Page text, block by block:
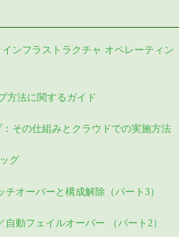
ンフラストラクチャ オペレーティン
方法に関するガイド
その仕組みとクラウドでの実施方法
グ
チオーバーと構成解除（パート3）
自動フェイルオーバー （パート2）